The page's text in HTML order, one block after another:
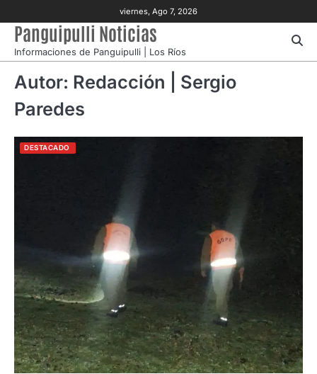
to
content
viernes, Ago 7, 2026
Panguipulli Noticias
Informaciones de Panguipulli | Los Ríos
Autor: Redacción | Sergio
Paredes
DESTACADO